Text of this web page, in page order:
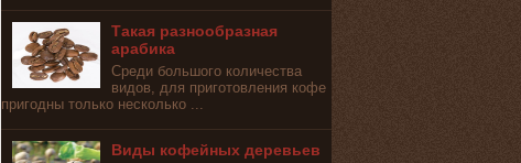
Такая разнообразная
арабика
Среди большого количества
видов, для приготовления кофе
пригодны только несколько ...
Виды кофейных деревьев